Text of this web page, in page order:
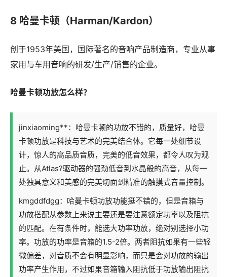
8 哈曼卡顿（Harman/Kardon）
创于1953年美国，国际著名的音响产品制造商，专业从事
家用与车用音响的研发/生产/销售的企业。
哈曼卡顿功放怎么样？
jinxiaoming**：哈曼卡顿的功放不错的，质量好，哈曼
卡顿功放是科技与艺术的完美结合体。它每一处细节设
计，惊人的高品质音质，完美的低音效果，都令人叹为观
止。从Atlas?驱动器的强劲低音到水晶般的高音，从每一
处独具意义和美感的完美切面到精准的触摸式音量控制。
kmgddfdgg：哈曼卡顿功放功能挺不错的，但是音箱与
功放搭配从参数上来说主要还是要注意额定功率以及阻抗
的匹配。在有条件时，能选大功率功放，绝对别选择小功
率。功放的功率是音箱的1.5-2倍。两者阻抗如果有一些轻
微偏差，对音质不会有明显影响，而只是会对功放的输出
功率产生作用，不过如果音箱输入阻抗低于功放输出阻抗